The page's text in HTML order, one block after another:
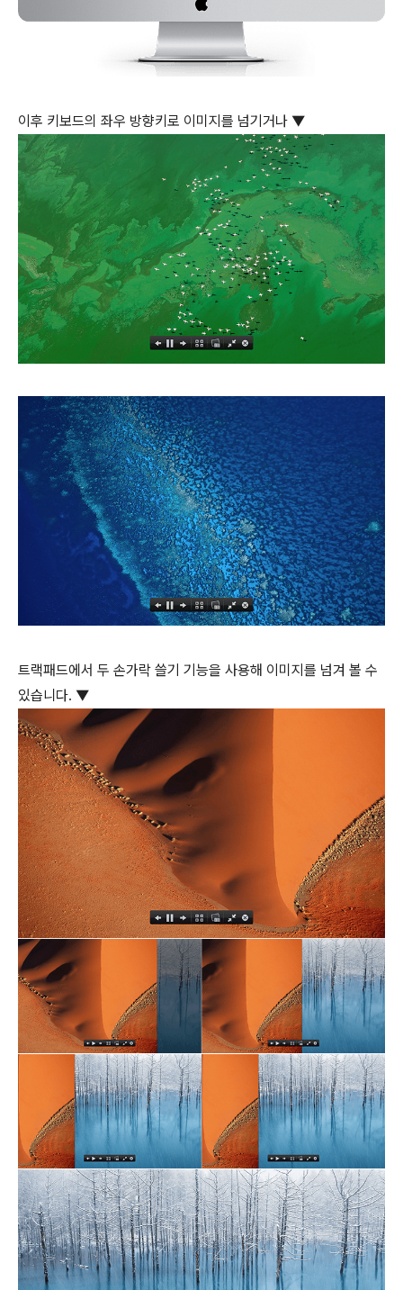
이후 키보드의 좌우 방향키로 이미지를 넘기거나 ▼
트랙패드에서 두 손가락 쓸기 기능을 사용해 이미지를 넘겨 볼 수
있습니다. ▼